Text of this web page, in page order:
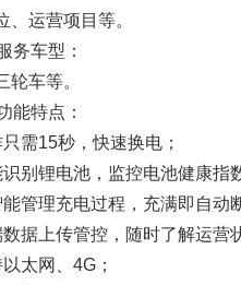
、运营项目等。
务车型：
轮车等。
能特点：
需15秒，快速换电；
别锂电池，监控电池健康指
管理充电过程，充满即⾃动
据上传管控，随时了解运营
太网、4G；